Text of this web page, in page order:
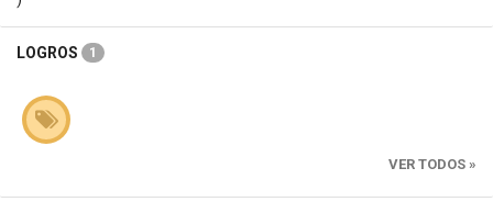
LOGROS 1
VER TODOS »